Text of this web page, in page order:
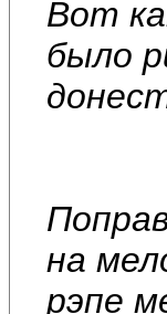
Вот
было
на
рэпе